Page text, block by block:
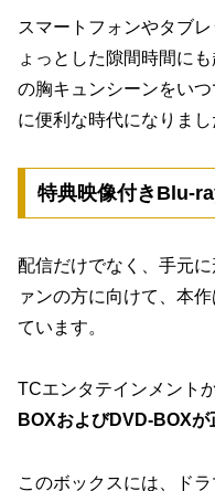
スマートフォンやタブ
ょっとした隙間時間に
の胸キュンシーンをい
に便利な時代になりまし
特典映像付きBlu-
配信だけでなく、手元
ァンの方に向けて、本
ています。
TCエンタテインメントか
BOXおよびDVD-BOXが
このボックスには、ド